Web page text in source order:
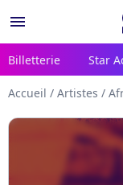
menu
Billetterie Star
Accueil / Artistes /